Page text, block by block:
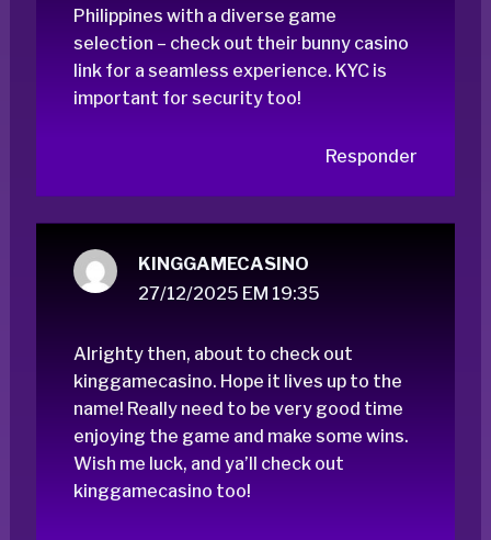
Philippines with a diverse game
selection – check out their bunny casino
linkfor a seamless experience. KYC is
important for security too!
Responder
KINGGAMECASINO
27/12/2025 EM 19:35
Alrighty then, about to check out
kinggamecasino. Hope it lives up to the
name! Really need to be very good time
enjoying the game and make some wins.
Wish me luck, and ya’ll check out
kinggamecasino too!